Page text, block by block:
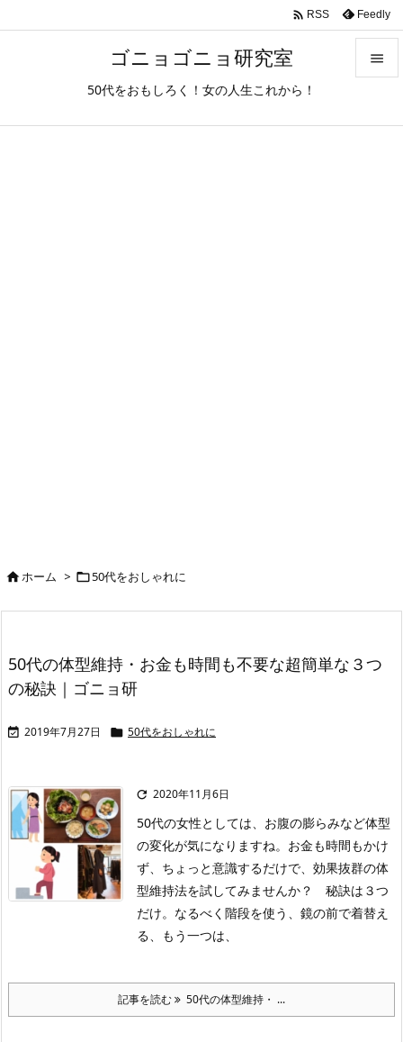
ゴニョゴニョ研究室
50代をおもしろく！女の人生これから！

 RSS Feedly
ホーム > 50代をおしゃれに
50代の体型維持・お金も時間も不要な超簡単な３つ
の秘訣｜ゴニョ研
 2019年7月27日  50代をおしゃれに
 2020年11月6日
50代の女性としては、お腹の膨らみなど体型
の変化が気になりますね。お金も時間もかけ
ず、ちょっと意識するだけで、効果抜群の体
型維持法を試してみませんか？ 秘訣は３つ
だけ。なるべく階段を使う、鏡の前で着替え
る、もう一つは、
記事を読む 50代の体型維持・ ...